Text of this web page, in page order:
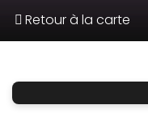
Retour à la carte